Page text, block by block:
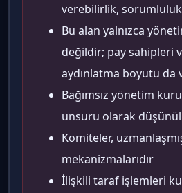
verebilirlik, sorumluluk
Bu alan yalnızca
değildir; pay sahipleri
aydınlatma boyutu da
Bağımsız yönetim
unsuru olarak
Komiteler,
mekanizmalarıdır
İlişkili taraf işlemleri